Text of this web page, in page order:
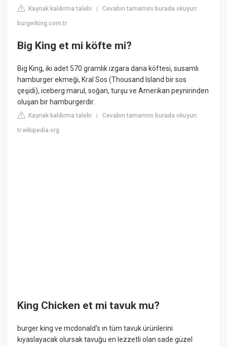
Kaynak kaldırma talebi |Cevabın tamamını burada okuyun:
burgerking.com.tr
Big King et mi köfte mi?
Big King, iki adet 570 gramlık ızgara dana köftesi, susamlı
hamburger ekmeği, Kral Sos (Thousand Island bir sos
çeşidi), iceberg marul, soğan, turşu ve Amerikan peynirinden
oluşan bir hamburgerdir.
Kaynak kaldırma talebi |Cevabın tamamını burada okuyun:
tr.wikipedia.org
King Chicken et mi tavuk mu?
burger king ve mcdonald's ın tüm tavuk ürünlerini
kıyaslayacak olursak tavuğu en lezzetli olan sade güzel